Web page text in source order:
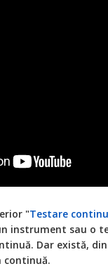
"Testare
instrument sau o
Dar există,
continuă.